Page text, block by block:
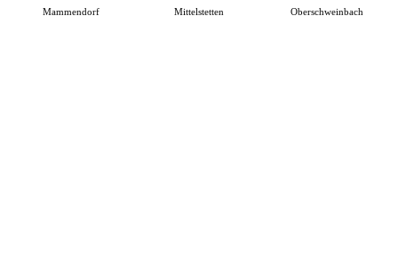
Mammendorf Mittelstetten Oberschweinbach